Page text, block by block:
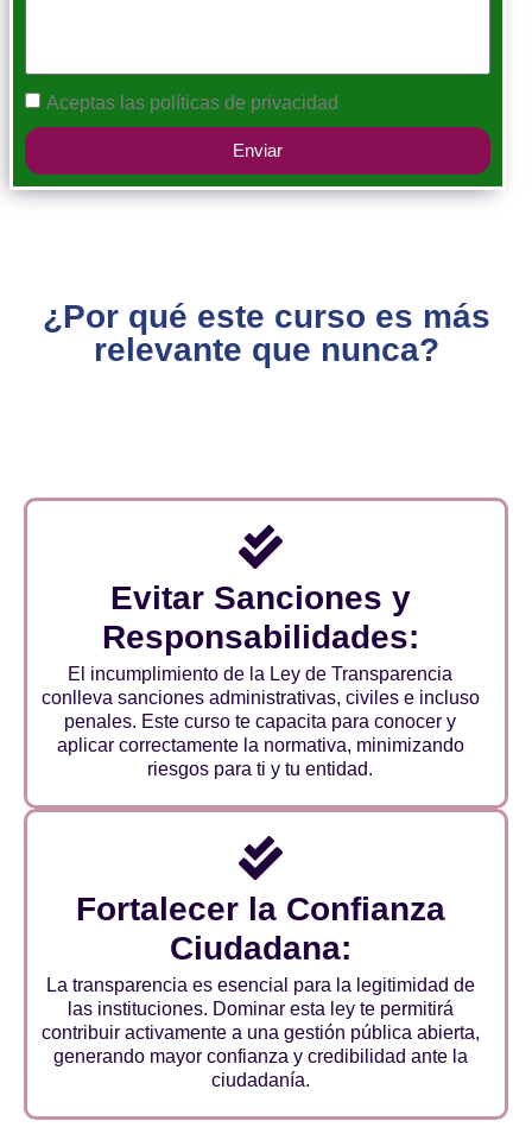
Aceptas las políticas de privacidad
Enviar
¿Por qué este curso es más
relevante que nunca?
Evitar Sanciones y
Responsabilidades:
El incumplimiento de la Ley de Transparencia
conlleva sanciones administrativas, civiles e incluso
penales. Este curso te capacita para conocer y
aplicar correctamente la normativa, minimizando
riesgos para ti y tu entidad.
Fortalecer la Confianza
Ciudadana:
La transparencia es esencial para la legitimidad de
las instituciones. Dominar esta ley te permitirá
contribuir activamente a una gestión pública abierta,
generando mayor confianza y credibilidad ante la
ciudadanía.